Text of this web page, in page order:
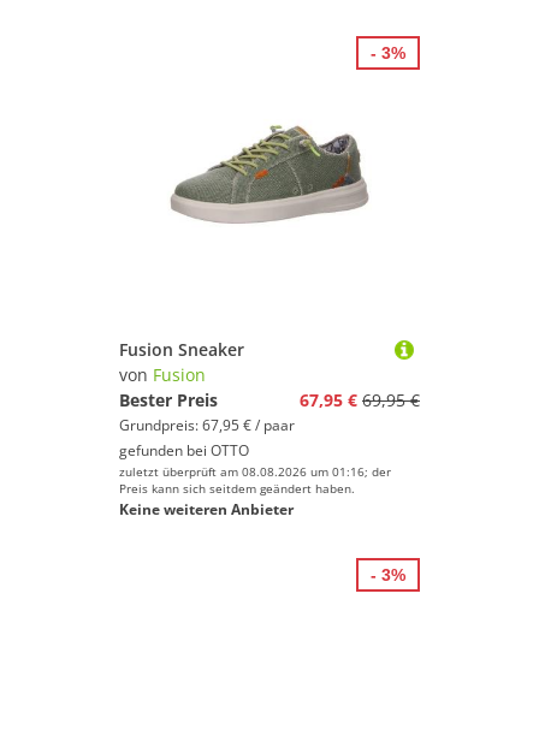
Fusion Sneaker
von Fusion
Bester Preis
67,95 € 69,95 €
Grundpreis: 67,95 € / paar
gefunden bei OTTO
zuletzt überprüft am 08.08.2026 um 01:16; der
Preis kann sich seitdem geändert haben.
Keine weiteren Anbieter
- 3%
- 3%